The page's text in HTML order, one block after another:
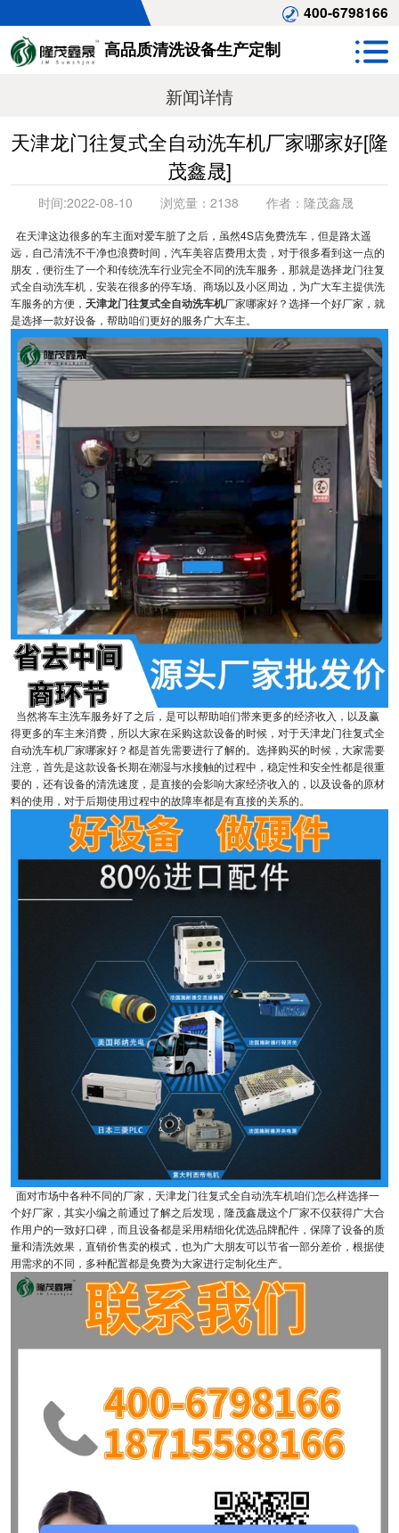
400-6798166
高品质清洗设备生产定制
新闻详情
天津龙门往复式全自动洗车机厂家哪家好[隆
茂鑫晟]
时间:2022-08-10 浏览量： 2138 作者： 隆茂鑫晟
在天津这边很多的车主面对爱车脏了之后，虽然4S店免费洗车，但是路太遥
远，自己清洗不干净也浪费时间，汽车美容店费用太贵，对于很多看到这一点的
朋友，便衍生了一个和传统洗车行业完全不同的洗车服务，那就是选择龙门往复
式全自动洗车机，安装在很多的停车场、商场以及小区周边，为广大车主提供洗
车服务的方便， 天津龙门往复式全自动洗车机厂家哪家好？选择一个好厂家，就
是选择一款好设备，帮助咱们更好的服务广大车主。
当然将车主洗车服务好了之后，是可以帮助咱们带来更多的经济收入，以及赢
得更多的车主来消费，所以大家在采购这款设备的时候，对于天津龙门往复式全
自动洗车机厂家哪家好？都是首先需要进行了解的。选择购买的时候，大家需要
注意，首先是这款设备长期在潮湿与水接触的过程中，稳定性和安全性都是很重
要的，还有设备的清洗速度，是直接的会影响大家经济收入的，以及设备的原材
料的使用，对于后期使用过程中的故障率都是有直接的关系的。
面对市场中各种不同的厂家，天津龙门往复式全自动洗车机咱们怎么样选择一
个好厂家，其实小编之前通过了解之后发现，隆茂鑫晟这个厂家不仅获得广大合
作用户的一致好口碑，而且设备都是采用精细化优选品牌配件，保障了设备的质
量和清洗效果，直销价售卖的模式，也为广大朋友可以节省一部分差价，根据使
用需求的不同，多种配置都是免费为大家进行定制化生产。